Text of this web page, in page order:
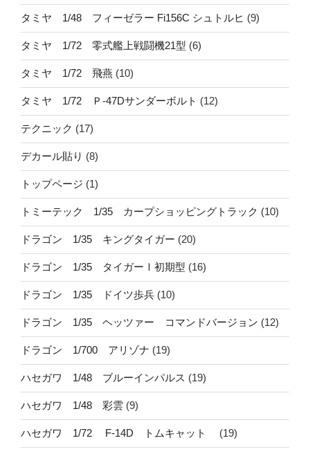
タミヤ 1/48 フィーゼラー Fi156C シュトルヒ (9)
タミヤ 1/72 零式艦上戦闘機21型 (6)
タミヤ 1/72 飛燕 (10)
タミヤ 1/72 Ｐ-47Dサンダーボルト (12)
テクニック (17)
デカール貼り (8)
トップページ (1)
トミーテック 1/35 カープショッピングトラック (10)
ドラゴン 1/35 キングタイガー (20)
ドラゴン 1/35 タイガーⅠ初期型 (16)
ドラゴン 1/35 ドイツ歩兵 (10)
ドラゴン 1/35 ヘッツァー コマンドバージョン (12)
ドラゴン 1/700 アリゾナ (19)
ハセガワ 1/48 ブルーインパルス (19)
ハセガワ 1/48 彩雲 (9)
ハセガワ 1/72 F-14D トムキャット (19)